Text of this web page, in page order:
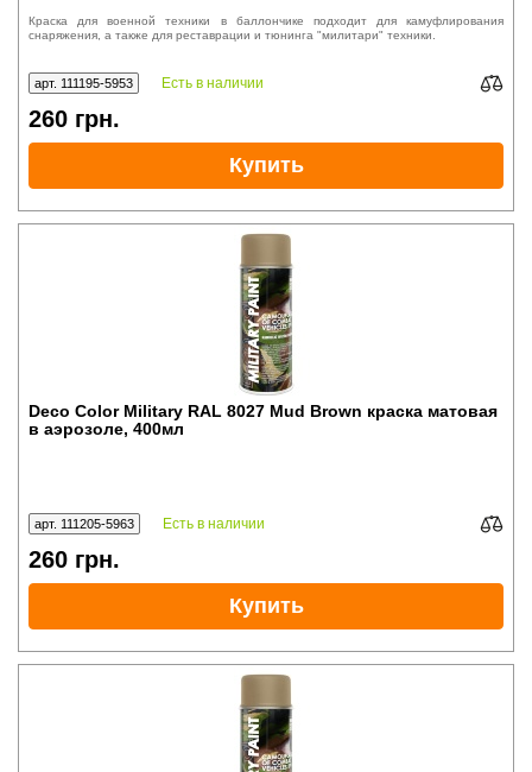
Краска для военной техники в баллончике подходит для камуфлирования
снаряжения, а также для реставрации и тюнинга "милитари" техники.
арт. 111195-5953 Есть в наличии
260 грн.
Купить
Deco Color Military RAL 8027 Mud Brown краска матовая
в аэрозоле, 400мл
арт. 111205-5963 Есть в наличии
260 грн.
Купить